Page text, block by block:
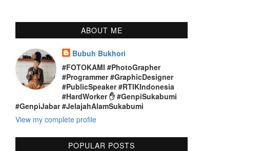
ABOUT ME
Bubuh Bukhori
#FOTOKAMI #PhotoGrapher
#Programmer #GraphicDesigner
#PublicSpeaker #RTIKIndonesia
#HardWorker ✋ #GenpiSukabumi
#GenpiJabar #JelajahAlamSukabumi
View my complete profile
POPULAR POSTS